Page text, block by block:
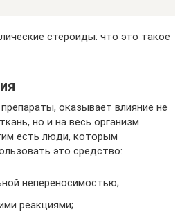
стероиды: что это такое
оказывает влияние не
но и на весь организм
есть люди, которым
это средство:
непереносимостью;
реакциями;